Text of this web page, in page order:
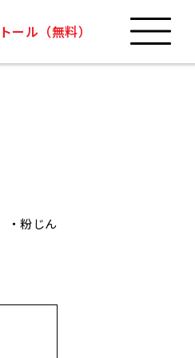
ール（無料）
・粉じん